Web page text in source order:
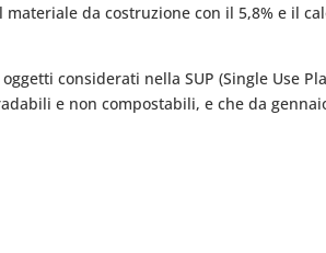
da costruzione con il 5,8% e il
considerati nella SUP (Single Use
e non compostabili, e che da